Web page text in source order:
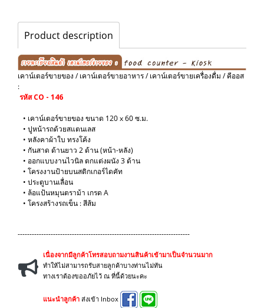
Product description
เคาน์เตอร์ขายของ / เคาน์เตอร์ขายอาหาร / เคาน์เตอร์ขายเครื่องดื่ม / คีออส
:
รหัส CO - 146
• เคาน์เตอร์ขายของ ขนาด 120 x 60 ซ.ม.
• ปูหน้ารถด้วยสแตนเลส
• หลังคาผ้าใบ ทรงโค้ง
• กันสาด ด้านยาว 2 ด้าน (หน้า-หลัง)
• ออกแบบงานไวนิล ตกแต่งผนัง 3 ด้าน
• โครงงานป้ายบนสติกเกอร์ไดคัท
• ประตูบานเลื่อน
• ล้อแป้นหมุนตราม้า เกรด A
​• โครงสร้างรถเข็น : สีส้ม
-------------------------------------------------------------------------
เนื่องจากมีลูกค้าโทรสอบถามงานสินค้าเข้ามาเป็นจำนวนมาก
ทำให้ไม่สามารถรับสายลูกค้าบางท่านไม่ทัน
ทางเราต้องขออภัยไว้ ณ ที่นี้ด้วยนะคะ
แนะนำลูกค้า ส่งเข้า Inbox